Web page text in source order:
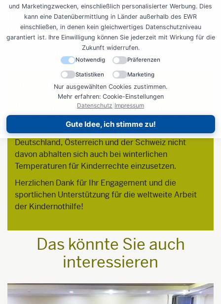
und Marketingzwecken, einschließlich personalisierter Werbung. Dies
kann eine Datenübermittlung in Länder außerhalb des EWR
einschließen, in denen kein gleichwertiges Datenschutzniveau
garantiert ist. Ihre Einwilligung können Sie jederzeit mit Wirkung für die
Zukunft widerrufen.
Notwendig Präferenzen
Statistiken Marketing
Nur ausgewählten Cookies zustimmen.
Mehr erfahren: Cookie-Einstellungen
Datenschutz Impressum
Gute Idee, ich stimme zu!
Kindernothilfe-
Neujahrslauf: Danke an
alle Teilnehmenden
Sportlich ins neue Jahr: Die Kindernothilfe dankt
allen Teilnehmenden des Neujahrslauf 2022.
Aufgrund der Coronapandemie konnte dieser leider
nur virtuell stattfinden. Trotzdem ließen sich die
insgesamt 400 Läuferinnen und Läufer aus
Deutschland, Österreich und der Schweiz nicht
davon abhalten sich auch bei winterlichen
Temperaturen für Kinderrechte einzusetzen.
Herzlichen Dank für Ihr Engagement und die
sportlichen Unterstützung für die weltweite Arbeit
der Kindernothilfe!
Das könnte Sie auch
interessieren